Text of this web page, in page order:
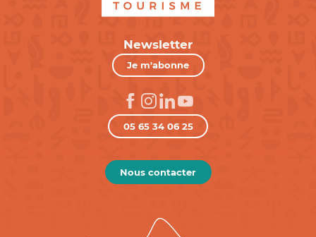
Newsletter
Je m'abonne
05 65 34 06 25
Nous contacter